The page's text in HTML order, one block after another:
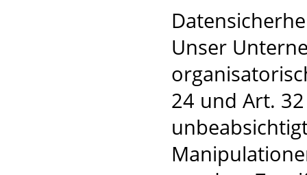
Unser
24 und Art.